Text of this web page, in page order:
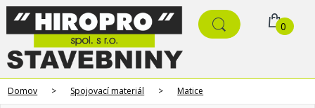
0
Domov > Spojovací materiál > Matice